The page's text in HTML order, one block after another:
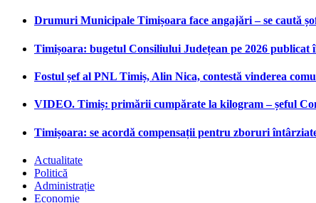
Drumuri Municipale Timișoara face angajări – se caută
Timișoara: bugetul Consiliului Județean pe 2026
Fostul șef al PNL Timiș, Alin Nica, contestă vinderea
VIDEO. Timiș: primării cumpărate la kilogram – șeful
Timișoara: se acordă compensații pentru zboruri
Actualitate
Politică
Administrație
Economie